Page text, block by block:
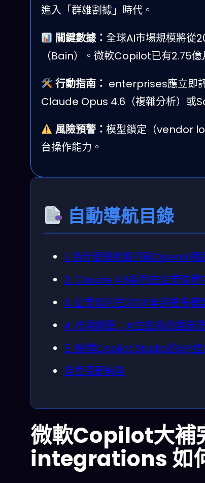
進入「群雄割據」時代。
關鍵數據： 全球AI市場規模將
（Bain）。微軟Copilot已有2.75億
行動指南： enterprises應立即
Claude Opus 4.6（複雜分析）或
風險預警： 模型鎖定（vendor
台操作能力。
自動導航目錄
1. 為什麼微軟要打破OpenAI獨
2. Claude 4.6系列在企業環境
3. 企業如何在2026年部署多模
4. 市場衝擊：AI生態系的重新
5. 解構Copilot Studio的API整
常見問題解答
微軟Copilot大
integrations 如